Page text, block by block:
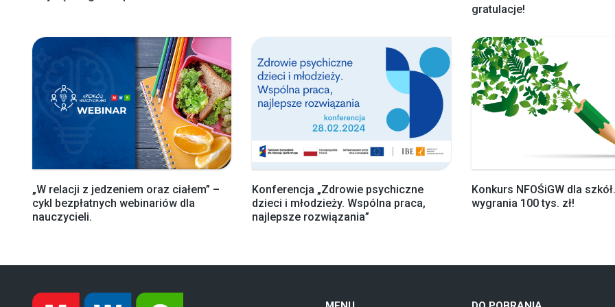
gratulacje!
„W relacji z jedzeniem oraz ciałem” –
cykl bezpłatnych webinariów dla
nauczycieli.
Konferencja „Zdrowie psychiczne
dzieci i młodzieży. Wspólna praca,
najlepsze rozwiązania”
Konkurs NFOŚiGW dla
wygrania 100 tys. zł!